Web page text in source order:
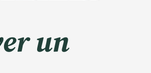
un